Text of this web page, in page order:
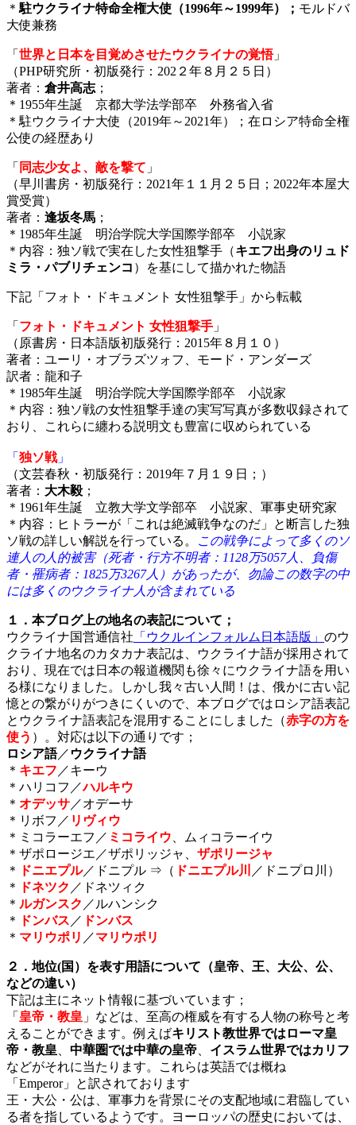
＊ 駐ウクライナ特命全権大使（1996年～1999年）； モルドバ
大使兼務
「 世界と日本を目覚めさせたウクライナの覚悟」
（PHP研究所・初版発行：202２年８月２５日）
著者： 倉井高志 ；
＊1955年生誕 京都大学法学部卒 外務省入省
＊駐ウクライナ大使（2019年～2021年）；在ロシア特命全権
公使の経歴あり
「 同志少女よ、敵を撃て 」
（早川書房・初版発行：2021年１１月２５日；2022年本屋大
賞受賞）
著者： 逢坂冬馬 ；
＊1985年生誕 明治学院大学国際学部卒 小説家
＊内容：独ソ戦で実在した女性狙撃手（キエフ出身のリュド
ミラ・パブリチェンコ ）を基にして描かれた物語
下記「フォト・ドキュメント 女性狙撃手」から転載
「 フォト・ドキュメント 女性狙撃手 」
（原書房・日本語版初版発行：2015年８月１０）
著者：ユーリ・オブラズツォフ、モード・アンダーズ
訳者：龍和子
＊1985年生誕 明治学院大学国際学部卒 小説家
＊内容：独ソ戦の女性狙撃手達の実写写真が多数収録されて
おり、これらに纏わる説明文も豊富に収められている
「 独ソ戦」
（文芸春秋・初版発行：2019年７月１９日；）
著者： 大木毅 ；
＊1961年生誕 立教大学文学部卒 小説家、軍事史研究家
＊内容：ヒトラーが「これは絶滅戦争なのだ」と断言した独
ソ戦の詳しい解説を行っている。
この戦争によって多くのソ
連人の人的被害（死者・行方不明者：1128万5057人、負傷
者・罹病者：1825万3267人）があったが、勿論この数字の中
には多くのウクライナ人が含まれている
１．本ブログ上の地名の表記について；
ウクライナ国営通信社 「ウクルインフォルム日本語版」 のウ
クライナ地名のカタカナ表記は、ウクライナ語が採用されて
おり、現在では日本の報道機関も徐々にウクライナ語を用い
る様になりました。しかし我々古い人間！は、俄かに古い記
憶との繋がりがつきにくいので、本ブログではロシア語表記
とウクライナ語表記を混用することにしました（赤字の方を
使う ）。対応は以下の通りです；
ロシア語／ ウクライナ語
＊ キエフ ／キーウ
＊ハリコフ／ハルキウ
＊ オデッサ／オデーサ
＊リボフ／ リヴィウ
＊ミコラーエフ／ ミコライウ 、ムィコラーイウ
＊ザポロージエ／ザポリッジャ、 ザポリージャ
＊
ドニエプル／ドニプル ⇒（ ドニエプル川
／ドニプロ川）
＊
ドネツク ／ドネツィク
＊ ルガンスク ／ルハンシク
＊
ドンバス ／ ドンバス
＊ マリウポリ ／マリウポリ
２．地位(国）を表す用語について（皇帝、王、大公、公、
などの違い）
下記は主にネット情報に基づいています；
「 皇帝・教皇 」 などは、至高の権威を有する人物の称号と考
えることができます。例えばキリスト教世界ではローマ皇
帝・教皇
中華圏では中華の皇帝
イスラム世界ではカリフ
などがそれに当たります。これらは英語では概ね
「Emperor」と訳されております
王・大公・公は、軍事力を背景にその支配地域に君臨してい
る者を指しているようです。ヨーロッパの歴史においては、